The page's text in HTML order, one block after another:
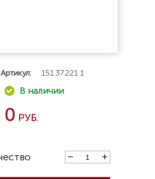
Артикул: 151.37.221 1
0